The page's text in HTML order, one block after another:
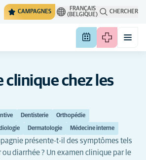
CAMPAGNES
FRANÇAIS
(BELGIQUE)
CHERCHER
clinique chez les
Dentisterie Orthopédie
Dermatologie Médecine interne
présente-t-il des symptômes tels
diarrhée ? Un examen clinique par le